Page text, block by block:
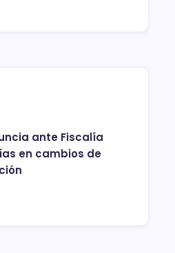
ante Fiscalía
en cambios de